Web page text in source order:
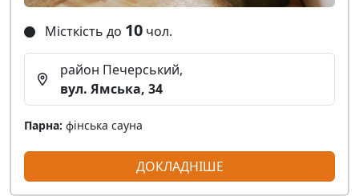
Місткість до 10 чол.
район Печерський,
вул. Ямська, 34
Парна: фінська сауна
ДОКЛАДНІШЕ